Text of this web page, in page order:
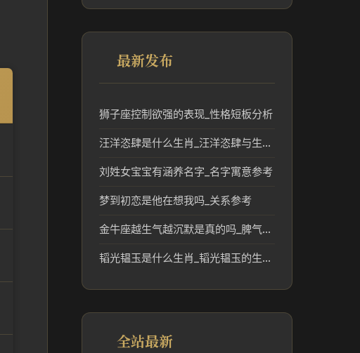
最新发布
狮子座控制欲强的表现_性格短板分析
汪洋恣肆是什么生肖_汪洋恣肆与生肖文化的联系
刘姓女宝宝有涵养名字_名字寓意参考
梦到初恋是他在想我吗_关系参考
金牛座越生气越沉默是真的吗_脾气特点解析
韬光韫玉是什么生肖_韬光韫玉的生肖象征与文化解读
全站最新